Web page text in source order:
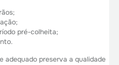
pré-colheita;
adequado preserva a qualidade